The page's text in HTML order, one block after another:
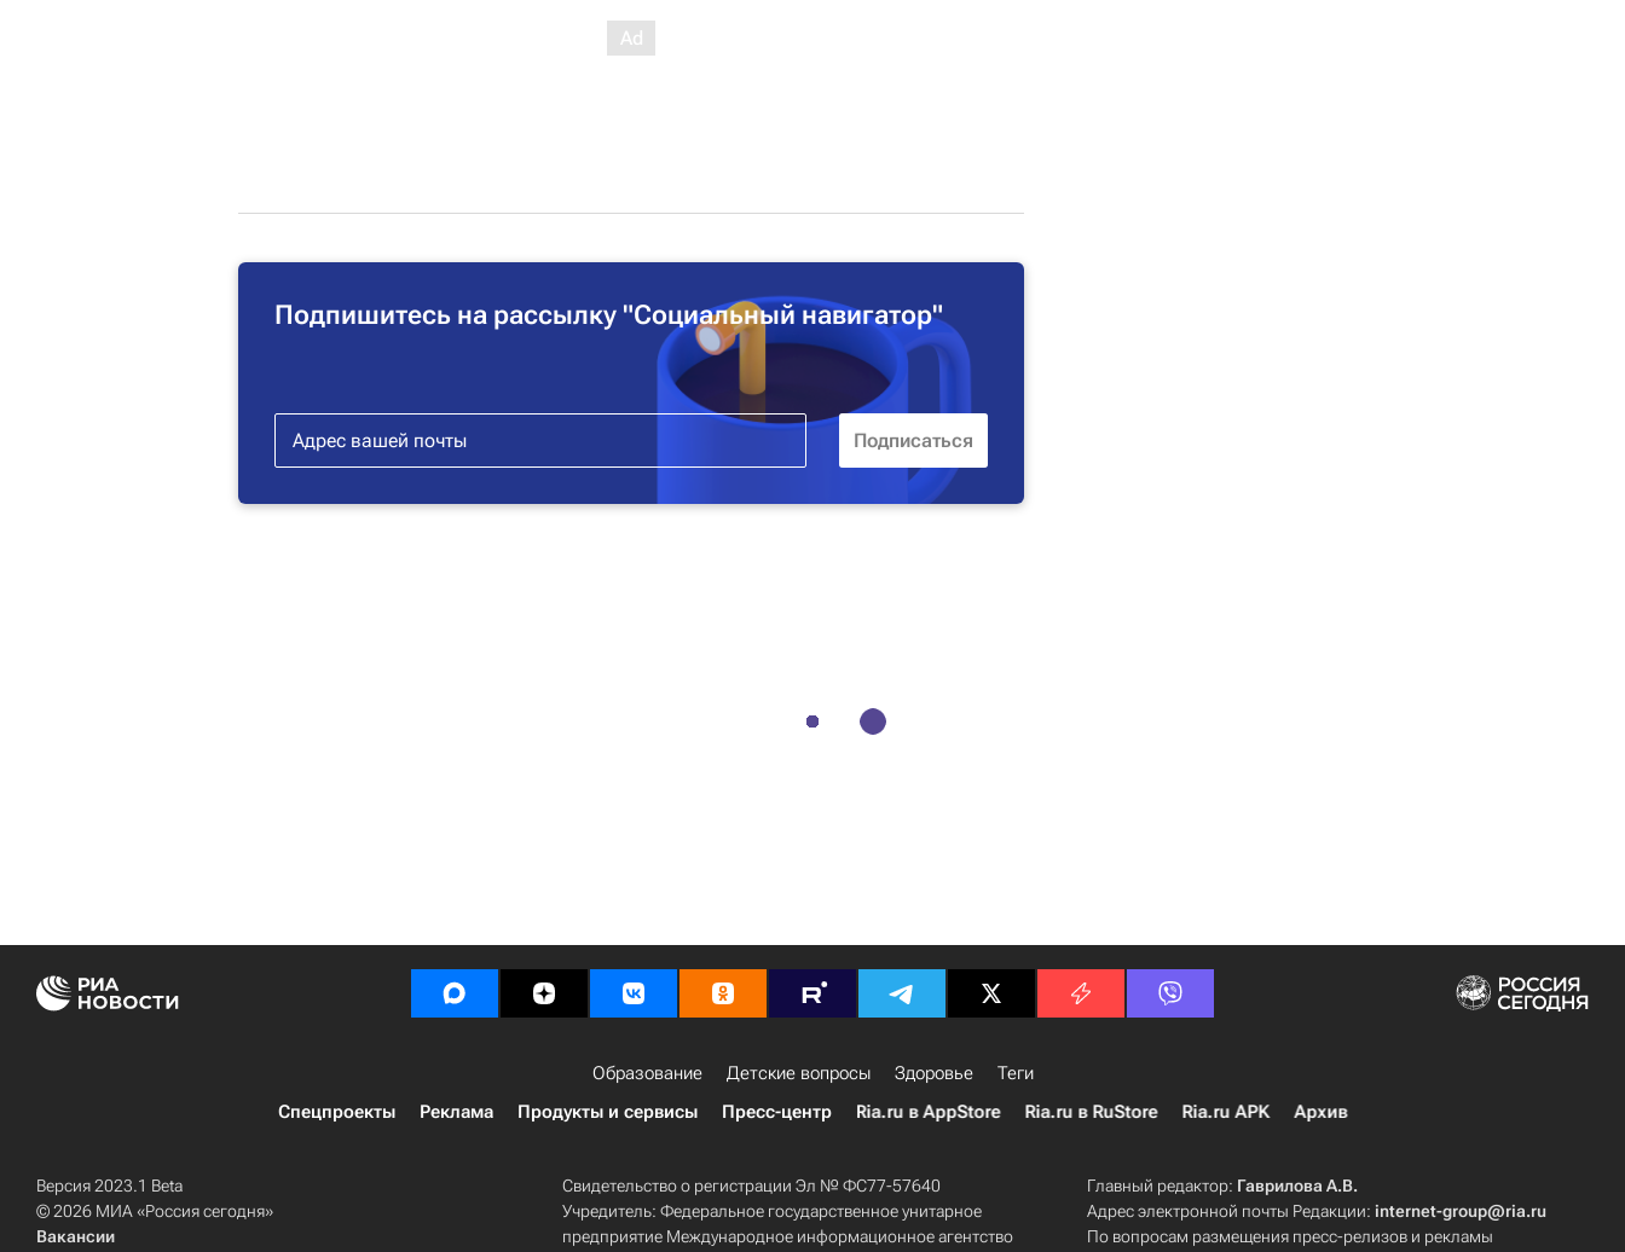
Подпишитесь на рассылку "Социальный навигатор"
Образование Детские вопросы Здоровье
Теги
Спецпроекты
Реклама Продукты и сервисы Пресс-центр Ria.ru в AppStore Ria.ru в RuStore Ria.ru APK Архив
Версия 2023.1 Beta
© 2026 МИА «Россия сегодня»
Вакансии
Свидетельство о регистрации Эл № ФС77-57640
Учредитель: Федеральное государственное унитарное
предприятие Международное информационное агентство
Главный редактор: Гаврилова А.В.
Адрес электронной почты Редакции:internet-group@ria.ru
По вопросам размещения пресс-релизов и рекламы